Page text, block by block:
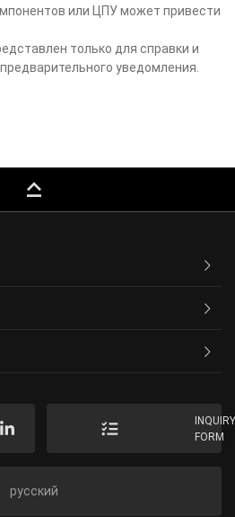
или ЦПУ может привести
только для справки и
уведомления.
keyboard_capslock
FORM
русский